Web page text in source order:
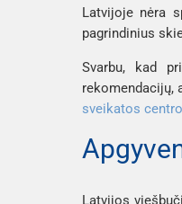
Latvijoje nėra
pagrindinius
Svarbu, kad
rekomendacijų,
sveikatos centro
Latvijos